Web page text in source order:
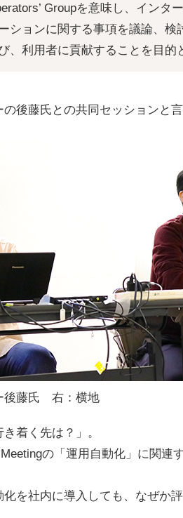
Groupを意味し、インタ
ションに関する事項を議論、
、利用者に貢献することを目的
後藤氏との共同セッションと
後藤氏 右：横地
着く先は？」。
の「運用自動化」に関連
を社内に導入しても、なぜか